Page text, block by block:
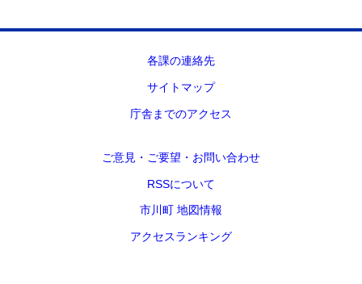
各課の連絡先
サイトマップ
庁舎までのアクセス
ご意見・ご要望・お問い合わせ
RSSについて
市川町 地図情報
アクセスランキング